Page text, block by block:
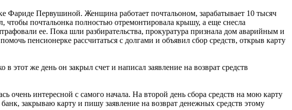
Фариде Первушиной. Женщина работает почтальоном, зарабатывает 10 тысяч
почтальонка полностью отремонтировала крышу, а еще снесла
ее. Пока шли разбирательства, прокуратура признала дом аварийным и
пенсионерке рассчитаться с долгами и объявил сбор средств, открыв карту
этот же день он закрыл счет и написал заявление на возврат средств
интересной с самого начала. На второй день сбора средств на мою карту
закрываю карту и пишу заявление на возврат денежных средств этому